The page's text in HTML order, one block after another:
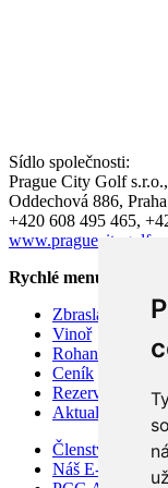
Sídlo společnosti:
Prague City Golf s.r.o.,
Oddechová 886,
+420 608 495 465,
www.praguecitygolf.cz
Rychlé menu
Zbraslav
Vinoř
Rohan
Ceník
Rezervace
Aktuality
Členství v
Náš E-shop